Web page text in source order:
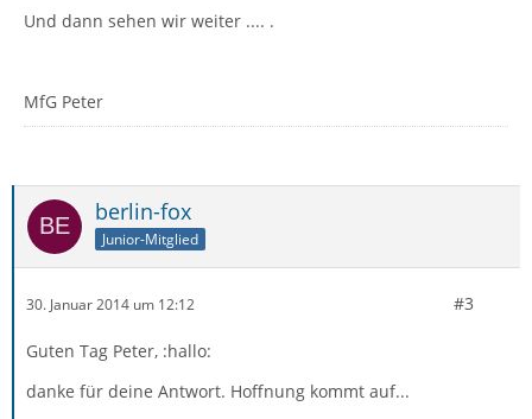
Und dann sehen wir weiter .... .
MfG Peter
berlin-fox
Junior-Mitglied
30. Januar 2014 um 12:12 #3
Guten Tag Peter, :hallo:
danke für deine Antwort. Hoffnung kommt auf...